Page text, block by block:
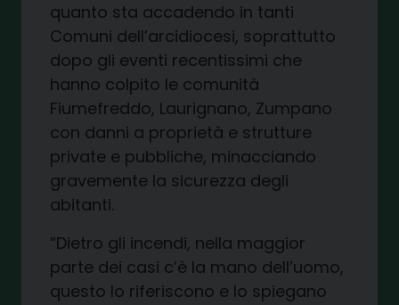
quanto sta accadendo in tanti
Comuni dell’arcidiocesi, soprattutto
dopo gli eventi recentissimi che
hanno colpito le comunità
Fiumefreddo, Laurignano, Zumpano
con danni a proprietà e strutture
private e pubbliche, minacciando
gravemente la sicurezza degli
abitanti.
“Dietro gli incendi, nella maggior
parte dei casi c’è la mano dell’uomo,
questo lo riferiscono e lo spiegano